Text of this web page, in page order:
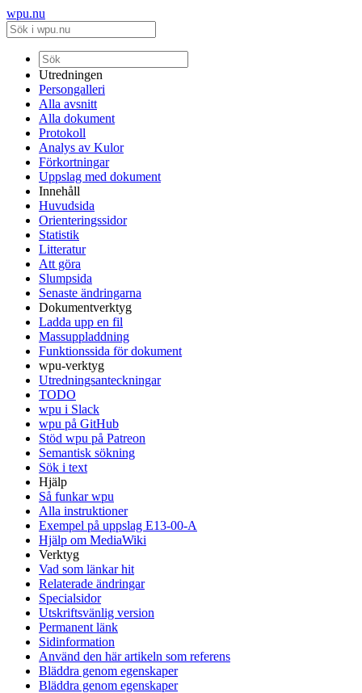
wpu.nu
Utredningen
Persongalleri
Alla avsnitt
Alla dokument
Protokoll
Analys av Kulor
Förkortningar
Uppslag med dokument
Innehåll
Huvudsida
Orienteringssidor
Statistik
Litteratur
Att göra
Slumpsida
Senaste ändringarna
Dokumentverktyg
Ladda upp en fil
Massuppladdning
Funktionssida för dokument
wpu-verktyg
Utredningsanteckningar
TODO
wpu i Slack
wpu på GitHub
Stöd wpu på Patreon
Semantisk sökning
Sök i text
Hjälp
Så funkar wpu
Alla instruktioner
Exempel på uppslag E13-00-A
Hjälp om MediaWiki
Verktyg
Vad som länkar hit
Relaterade ändringar
Specialsidor
Utskriftsvänlig version
Permanent länk
Sidinformation
Använd den här artikeln som referens
Bläddra genom egenskaper
Bläddra genom egenskaper